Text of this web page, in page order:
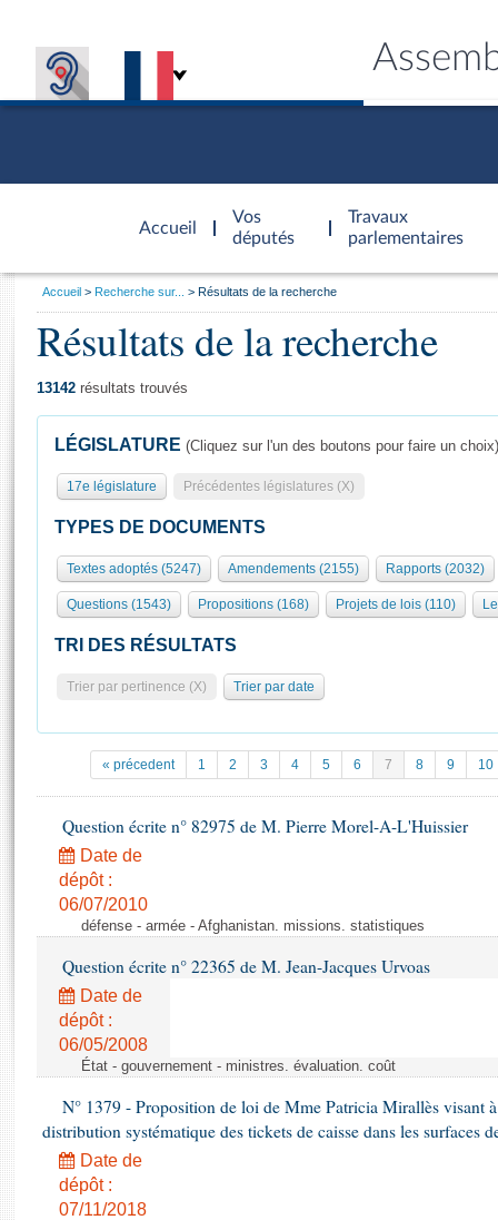
Accueil
d'accueil
Vos
députés
Travaux
parlementaires
Présidence
577 députés
Groupes politiques
Séance publique
Commissions et autres organes
Europe et International
Pétitions
Projets de loi
Propositions de loi
Amendements
Textes adoptés
Rapports d'information
Rapports d'enquête
Rapports législatifs
Rapports sur l'application des lois
Budget et sécurité sociale
Questions écrites et orales
Général
Rôle et pouvoirs de l'Assemblée
Organisation de l'Assemblée
Présidence Conférence des Présidents Bureau Collège des
Statistiques et chiffres clés
Documents de référence
( Constitution | Règlement de l'Assemblée ... )
Histoire
Juniors
Anciennes législatures
Liens vers les sites publics
Visiter l'Assemblée
Visite virtuelle du palais Bourbon
Assister à une séance
La Bibliothèque
Contacts et plan d'accès
Photos libres de droit
Vous
Accueil Recherche sur... Résultats de la recherche
Résultats de la recherche
13142 résultats trouvés
LÉGISLATURE (Cliquez sur l'un des boutons pour faire un choix)
17e législature Précédentes législatures (X)
TYPES DE DOCUMENTS
Textes adoptés (5247) Amendements (2155) Rapports (2032)
Questions (1543) Propositions (168) Projets de lois (110)
TRI DES RÉSULTATS
Trier par pertinence (X) Trier par date
« précedent 1 2 3 4 5 6 7 8 9 10
Question écrite n° 82975 de M. Pierre Morel-A-L'Huissier
Date de
dépôt :
06/07/2010
défense - armée - Afghanistan. missions. statistiques
Question écrite n° 22365 de M. Jean-Jacques Urvoas
Date de
dépôt :
06/05/2008
État - gouvernement - ministres. évaluation. coût
N° 1379 - Proposition de loi de Mme Patricia Mirallès visant
distribution systématique des tickets de caisse dans les surfaces
Date de
dépôt :
07/11/2018